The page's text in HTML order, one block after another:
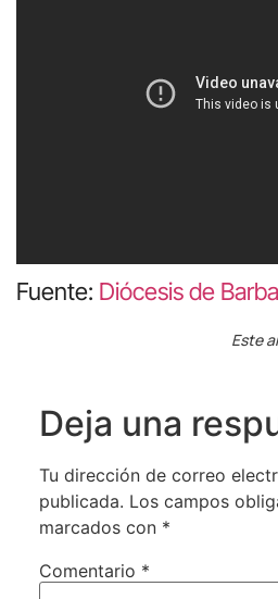
Fuente: Diócesis de
Este
Deja una
Tu dirección de correo
publicada. Los campos
marcados con *
Comentario *